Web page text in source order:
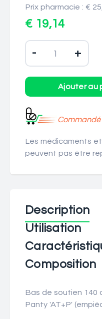
Prix pharmacie : €
€ 19,14
- +
Commandé
Les médicaments
peuvent pas être
Description
Utilisation
Composition
Bas de soutien 140
Panty 'AT+P'